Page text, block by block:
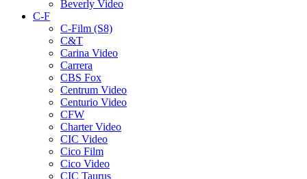
Beverly Video
C-F
C-Film (S8)
C&T
Carina Video
Carrera
CBS Fox
Centrum Video
Centurio Video
CFW
Charter Video
CIC Video
Cico Film
Cico Video
CIC Taurus